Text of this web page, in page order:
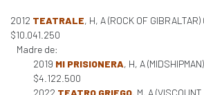
2012 TEATRALE, H, A (ROCK OF
$10.041.250
Madre de:
2019 MI PRISIONERA, H, A
$4.122.500
2022 TEATRO GRIEGO, M, A